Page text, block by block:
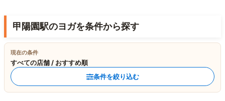
甲陽園駅のヨガを条件から探す
現在の条件
すべての店舗 / おすすめ順
条件を絞り込む